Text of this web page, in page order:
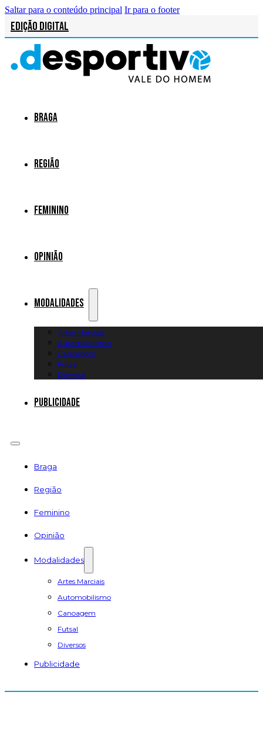
Saltar para o conteúdo principal Ir para o footer
Edição Digital
Braga
Região
Feminino
Opinião
Modalidades
Artes Marciais
Automobilismo
Canoagem
Futsal
Diversos
Publicidade
Braga
Região
Feminino
Opinião
Modalidades
Artes Marciais
Automobilismo
Canoagem
Futsal
Diversos
Publicidade